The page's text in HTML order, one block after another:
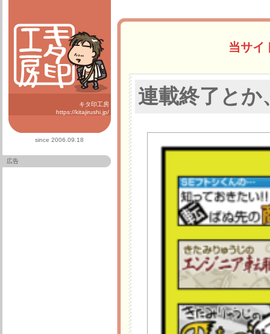
キタ印工房
https://kitajirushi.jp/
since 2006.09.18
広告
当サイ
連載終了とか